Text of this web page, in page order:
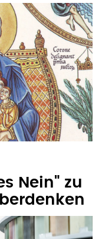
Nein" zu